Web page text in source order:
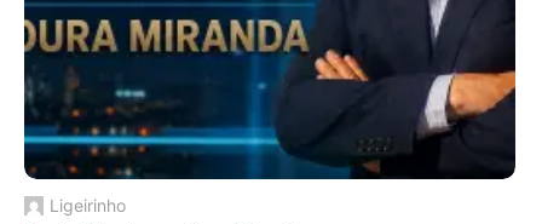
Ligeirinho